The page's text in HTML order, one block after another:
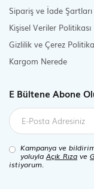
Sipariş ve İade Şartları
Kişisel Veriler Politikası
Gizlilik ve Çerez
Kargom Nerede
E Bültene Abone
Kampanya ve
yoluylaAçık Rıza ve
istiyorum.